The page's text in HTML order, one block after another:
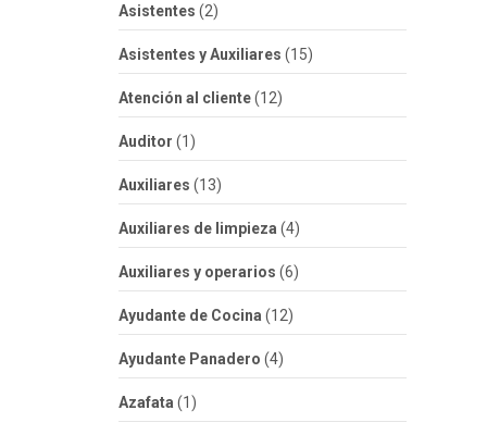
Asistentes (2)
Asistentes y Auxiliares (15)
Atención al cliente(12)
Auditor (1)
Auxiliares (13)
Auxiliares de limpieza (4)
Auxiliares y operarios (6)
Ayudante de Cocina (12)
Ayudante Panadero (4)
Azafata (1)